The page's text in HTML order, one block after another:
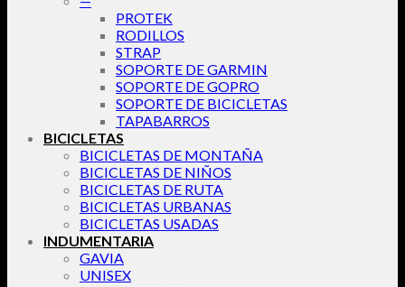
PROTEK
RODILLOS
STRAP
SOPORTE DE GARMIN
SOPORTE DE GOPRO
SOPORTE DE BICICLETAS
TAPABARROS
BICICLETAS
BICICLETAS DE MONTAÑA
BICICLETAS DE NIÑOS
BICICLETAS DE RUTA
BICICLETAS URBANAS
BICICLETAS USADAS
INDUMENTARIA
GAVIA
UNISEX